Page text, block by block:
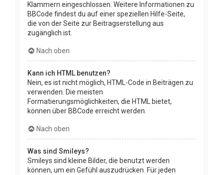
Klammern eingeschlossen. Weitere Informationen zu
BBCode findest du auf einer speziellen Hilfe-Seite,
die von der Seite zur Beitragserstellung aus
zugänglich ist.
Nach oben
Kann ich HTML benutzen?
Nein, es ist nicht möglich, HTML-Code in Beiträgen zu
verwenden. Die meisten
Formatierungsmöglichkeiten, die HTML bietet,
können über BBCode erreicht werden.
Nach oben
Was sind Smileys?
Smileys sind kleine Bilder, die benutzt werden
können, um ein Gefühl auszudrücken. Für jeden